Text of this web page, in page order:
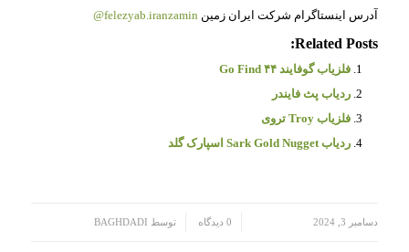
آدرس اینستاگرام شرکت ایران زمین felezyab.iranzamin@
Related Posts:
فلزیاب گوفایند ۴۴ Go Find
ردیاب پث فایندر
فلزیاب Troy تروی
ردیاب Sark Gold Nugget اسپارک گلد
دسامبر 3, 2024 0 دیدگاه توسط BAGHDADI